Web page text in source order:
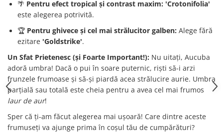
🌴 Pentru efect tropical și contrast maxim: 'Crotonifolia'
este alegerea potrivită.
🏆 Pentru ghivece și cel mai strălucitor galben: Alege fără
ezitare 'Goldstrike'.
Un Sfat Prietenesc (și Foarte Important!): Nu uitați, Aucuba
adoră umbra! Dacă o pui în soare puternic, riști să-i arzi
frunzele frumoase și să-și piardă acea strălucire aurie. Umbra
parțială sau totală este cheia pentru a avea cel mai frumos
laur de aur!
Sper că ți-am făcut alegerea mai ușoară! Care dintre aceste
frumuseți va ajunge prima în coșul tău de cumpărături?